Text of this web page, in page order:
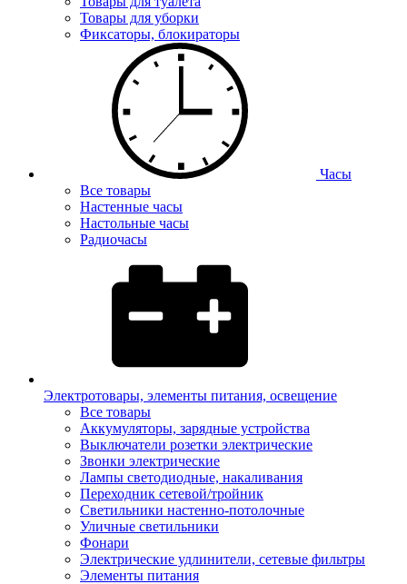
Товары для уборки
Фиксаторы, блокираторы
Часы
Все товары
Настенные часы
Настольные часы
Радиочасы
Электротовары, элементы питания, освещение
Все товары
Аккумуляторы, зарядные устройства
Выключатели розетки электрические
Звонки электрические
Лампы светодиодные, накаливания
Переходник сетевой/тройник
Светильники настенно-потолочные
Уличные светильники
Фонари
Электрические удлинители, сетевые фильтры
Элементы питания